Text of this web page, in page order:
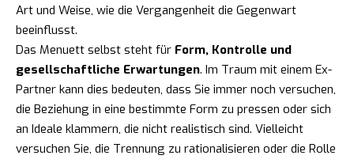
Art und Weise, wie die Vergangenheit die Gegenwart
beeinflusst.
Das Menuett selbst steht für Form, Kontrolle und
gesellschaftliche Erwartungen. Im Traum mit einem Ex-
Partner kann dies bedeuten, dass Sie immer noch versuchen,
die Beziehung in eine bestimmte Form zu pressen oder sich
an Ideale klammern, die nicht realistisch sind. Vielleicht
versuchen Sie, die Trennung zu rationalisieren oder die Rolle